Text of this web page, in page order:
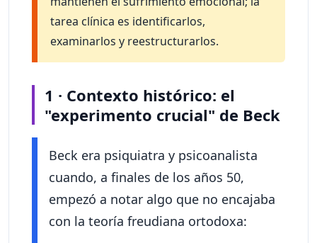
tarea clínica es identificarlos,
examinarlos y reestructurarlos.
1 · Contexto histórico: el
"experimento crucial" de Beck
Beck era psiquiatra y psicoanalista
cuando, a finales de los años 50,
empezó a notar algo que no encajaba
con la teoría freudiana ortodoxa: